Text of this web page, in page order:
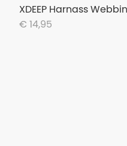
XDEEP Harnass
€ 14,95